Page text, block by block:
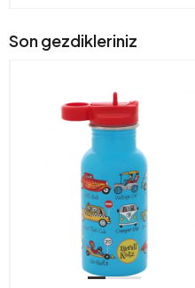
Son gezdikleriniz